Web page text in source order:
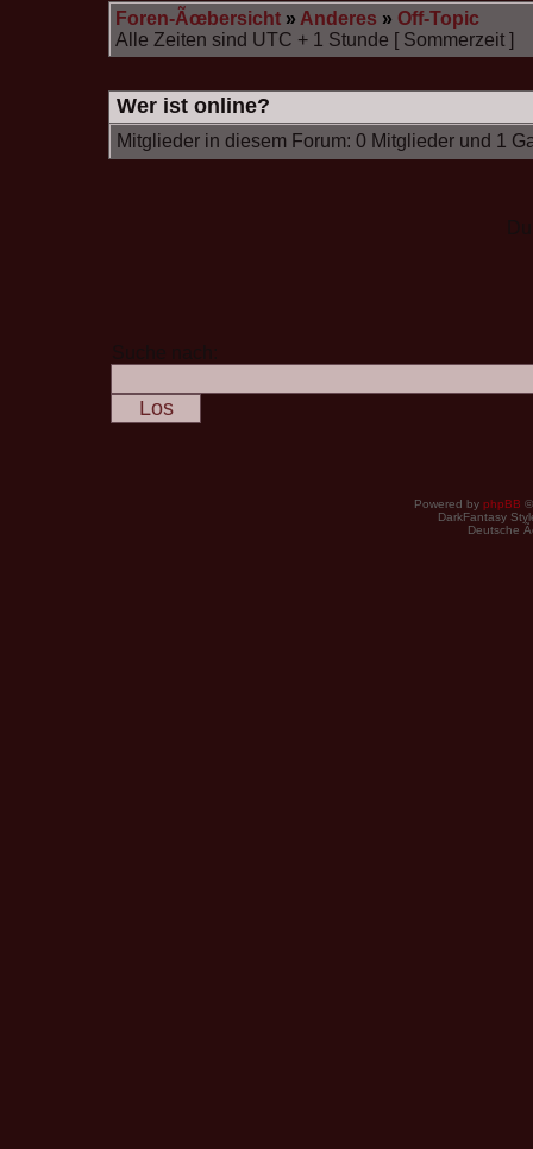
Foren-Ãœbersicht » Anderes » Off-Topic
Alle Zeiten sind UTC + 1 Stunde [ Sommerzeit ]
Wer ist online?
Mitglieder in diesem Forum: 0 Mitglieder und 1
Powered by phpBB
DarkFantasy
Deutsche